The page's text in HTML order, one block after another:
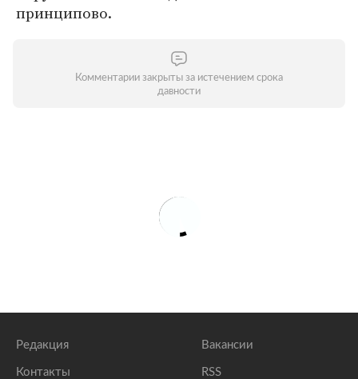
принципово.
Комментарии закрыты за истечением срока
давности
Редакция
Контакты
Вакансии
RSS